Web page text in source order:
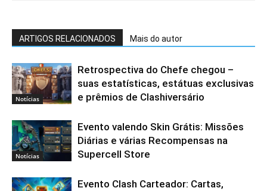
ARTIGOS RELACIONADOS Mais do autor
Notícias
Retrospectiva do Chefe chegou –
suas estatísticas, estátuas exclusivas
e prêmios de Clashiversário
Notícias
Evento valendo Skin Grátis: Missões
Diárias e várias Recompensas na
Supercell Store
Evento Clash Carteador: Cartas,